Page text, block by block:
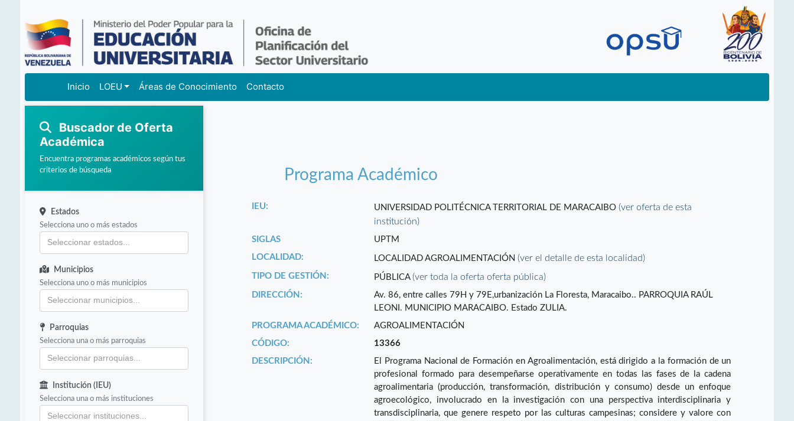
Inicio LOEU Áreas de Conocimiento Contacto
Buscador de Oferta
Académica
Encuentra programas académicos según tus
criterios de búsqueda
Estados
Selecciona uno o más estados
Municipios
Selecciona uno o más municipios
Parroquias
Selecciona una o más parroquias
Institución (IEU)
Selecciona una o más instituciones
Programa Académico
IEU: UNIVERSIDAD POLITÉCNICA TERRITORIAL DE MARACAIBO(ver oferta de esta
institución)
SIGLAS
UPTM
LOCALIDAD:
LOCALIDAD AGROALIMENTACIÓN(ver el detalle de esta localidad)
TIPO DE GESTIÓN: PÚBLICA(ver toda la oferta oferta pública)
DIRECCIÓN:
Av. 86, entre calles 79H y 79E,urbanización La Floresta, Maracaibo.. PARROQUIA RAÚL
LEONI. MUNICIPIO MARACAIBO. Estado ZULIA.
PROGRAMA ACADÉMICO:
AGROALIMENTACIÓN
CÓDIGO:
13366
DESCRIPCIÓN:
El Programa Nacional de Formación en Agroalimentación, está dirigido a la formación de un
profesional formado para desempeñarse operativamente en todas las fases de la cadena
agroalimentaria (producción, transformación, distribución y consumo) desde un enfoque
agroecológico, involucrado en la investigación con una perspectiva interdisciplinaria y
transdisciplinaria, que genere respeto por las culturas campesinas; considere y valore con